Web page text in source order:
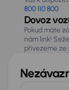
800 110 800
Dovoz
Pokud máte
nám link!
přivezeme ze